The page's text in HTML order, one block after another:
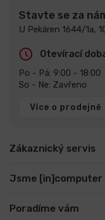
Stavte se za
U Pekáren 1644/1a,
Otevírací
Po - Pá: 9:00 - 18:00
So - Ne: Zavřeno
Více o prodejně
Zákaznický servis
Jsme [in]computer
Poradíme vám